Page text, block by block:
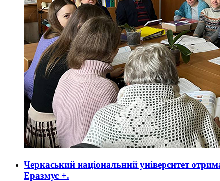
Черкаський національний університет
Еразмус +.